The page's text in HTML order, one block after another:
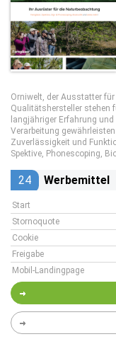
Orniwelt, der Ausstatter
Qualitätshersteller stehen
langjähriger Erfahrung
Verarbeitung
Zuverlässigkeit und
Spektive, Phonescoping,
24 Werbemittel
Start
Stornoquote
Cookie
Freigabe
Mobil-Landingpage